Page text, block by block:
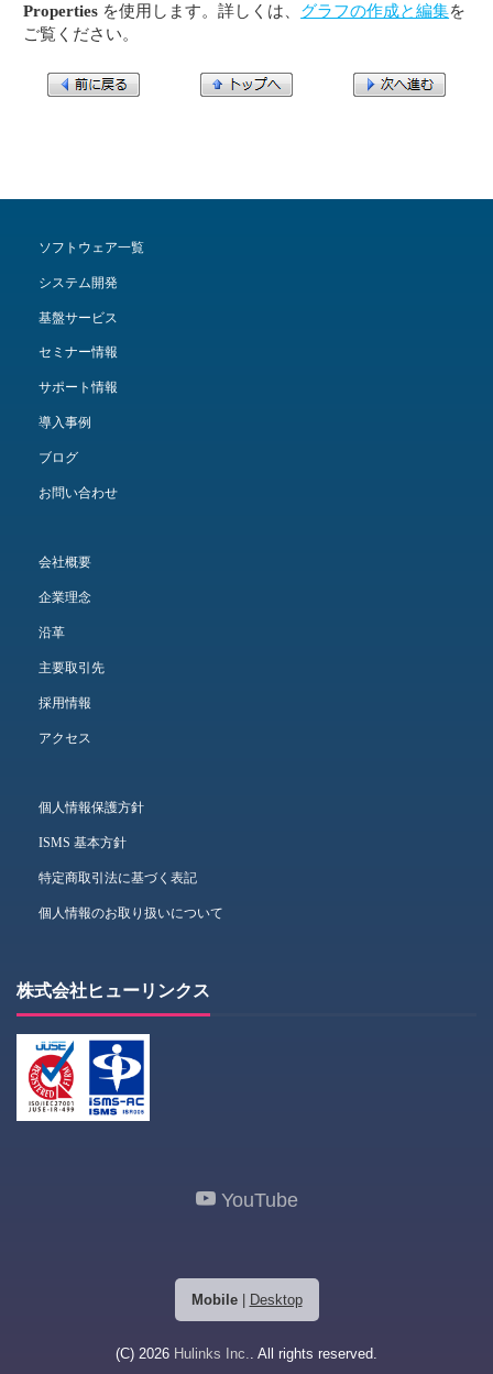
Properties を使用します。詳しくは、 グラフの作成と編集を
ご覧ください。
ソフトウェア一覧
システム開発
基盤サービス
セミナー情報
サポート情報
導入事例
ブログ
お問い合わせ
会社概要
企業理念
沿革
主要取引先
採用情報
アクセス
個人情報保護方針
ISMS 基本方針
特定商取引法に基づく表記
個人情報のお取り扱いについて
株式会社ヒューリンクス
YouTube
Mobile| Desktop
(C) 2026 Hulinks Inc.. All rights reserved.